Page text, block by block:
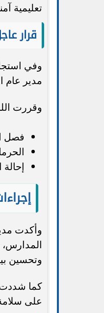
تعليمية
قرار
وفي
مدير عام
وقررت
فصل
وأكدت
المدارس،
وتحسين
كما شددت
على